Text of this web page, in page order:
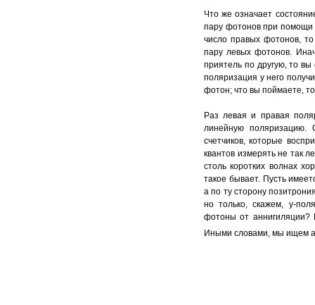
Что же означает
пару фотонов при помощи
число правых фотонов,
пару левых фотонов.
приятель по другую, то
поляризация у него
фотон; что вы поймаете,
Раз левая и правая
линейную
счетчиков, которые
квантов измерять не так
столь коротких волнах
такое бывает. Пусть
а по ту сторону
но только, скажем, y-
фотоны от аннигиляции?
Иными словами, мы ищем